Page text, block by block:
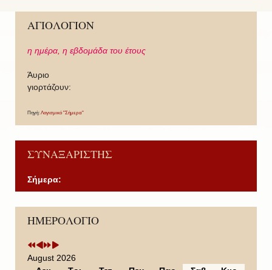
ΑΓΙΟΛΟΓΙΟΝ
η ημέρα, η εβδομάδα του έτους
Άυριο
γιορτάζουν:
Πηγή: Λογισμικό "Σήμερα"
ΣΥΝΑΞΑΡΙΣΤΗΣ
Σήμερα:
ΗΜΕΡΟΛΟΓΙΟ
P
r
v
i
P
r
v
i
o
N
e
t
Y
e
N
e
t
M
August 2026